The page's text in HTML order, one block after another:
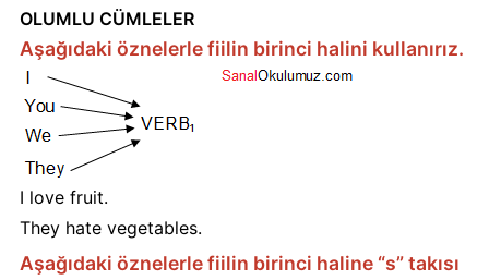
OLUMLU CÜMLELER
Aşağıdaki öznelerle fiilin birinci halini kullanırız.
I love fruit.
They hate vegetables.
Aşağıdaki öznelerle fiilin birinci haline “s” takısı